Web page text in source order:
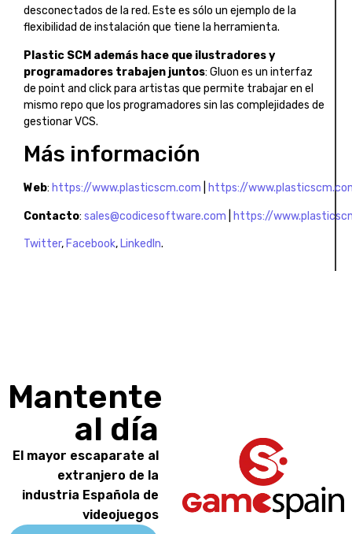
desconectados de la red. Este es sólo un ejemplo de la
flexibilidad de instalación que tiene la herramienta.
Plastic SCM además hace que ilustradores y
programadores trabajen juntos: Gluon es un interfaz
de point and click para artistas que permite trabajar en el
mismo repo que los programadores sin las complejidades de
gestionar VCS.
Más información
Web: https://www.plasticscm.com https://
Contacto: sales@codicesoftware.com https://
Twitter, Facebook, LinkedIn.
Mantente
al día
El mayor escaparate al
extranjero de la
industria Española de
videojuegos